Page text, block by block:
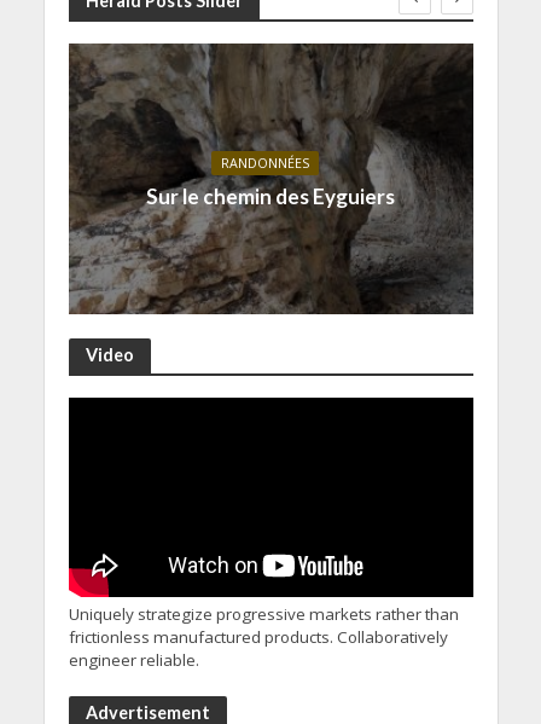
RANDONNÉES
Sur le chemin des Eyguiers
Video
Uniquely strategize progressive markets rather than
frictionless manufactured products. Collaboratively
engineer reliable.
Advertisement